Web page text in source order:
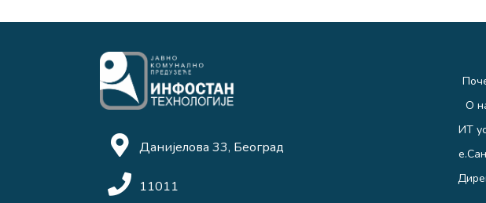
Данијелова 33, Београд
11011
О
ИТ